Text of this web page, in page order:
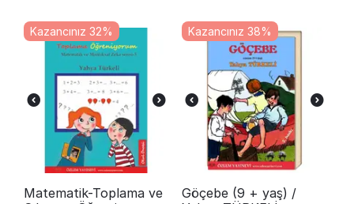
Kazancınız 32%
Matematik-Toplama ve
Kazancınız 38%
Göçebe (9 + yaş) /